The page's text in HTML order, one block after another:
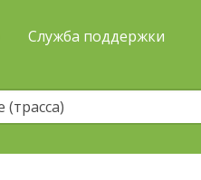
Служба поддержки